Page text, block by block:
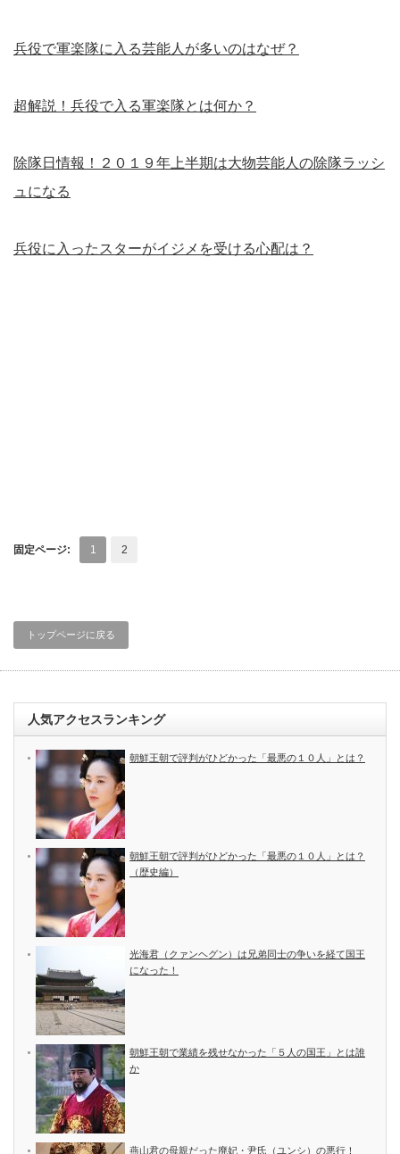
兵役で軍楽隊に入る芸能人が多いのはなぜ？
超解説！兵役で入る軍楽隊とは何か？
除隊日情報！２０１９年上半期は大物芸能人の除隊ラッシ
ュになる
兵役に入ったスターがイジメを受ける心配は？
固定ページ: 1 2
トップページに戻る
人気アクセスランキング
朝鮮王朝で評判がひどかった「最悪の１０人」とは？
朝鮮王朝で評判がひどかった「最悪の１０人」とは？
（歴史編）
光海君（クァンヘグン）は兄弟同士の争いを経て国王
になった！
朝鮮王朝で業績を残せなかった「５人の国王」とは誰
か
燕山君の母親だった廃妃・尹氏（ユンシ）の悪行！